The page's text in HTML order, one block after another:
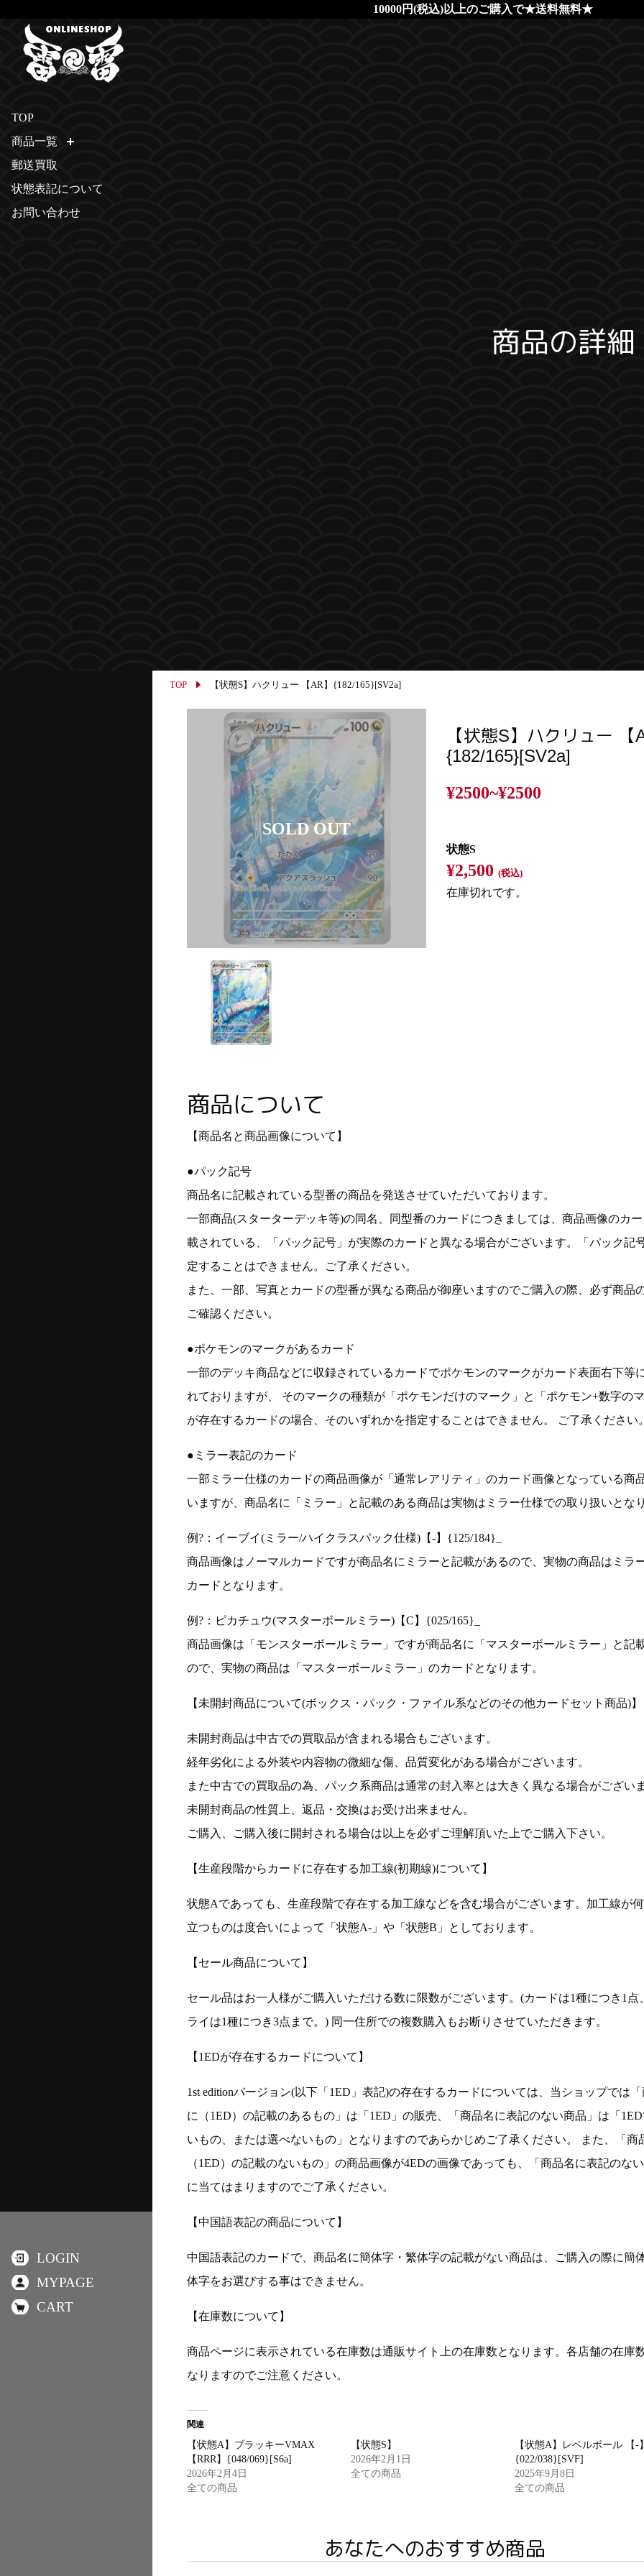
10000円(税込)以上のご購入で★送料無料★
商品の詳細
TOP 【状態S】ハクリュー 【AR】{182/165}[SV2a]
【状態S】ハクリュー 【
{182/165}[SV2a]
¥2500~¥2500
状態S
¥2,500(税込)
在庫切れです。
商品について
【商品名と商品画像について】
●パック記号
商品名に記載されている型番の商品を発送させていただいております。
一部商品(スターターデッキ等)の同名、同型番のカードにつきましては、商品画像のカ
載されている、「パック記号」が実際のカードと異なる場合がございます。「パック記
定することはできません。ご了承ください。
また、一部、写真とカードの型番が異なる商品が御座いますのでご購入の際、必ず商品
ご確認ください。
●ポケモンのマークがあるカード
一部のデッキ商品などに収録されているカードでポケモンのマークがカード表面右下等
れておりますが、 そのマークの種類が「ポケモンだけのマーク」と「ポケモン+数字のマ
が存在するカードの場合、そのいずれかを指定することはできません。 ご了承ください
●ミラー表記のカード
一部ミラー仕様のカードの商品画像が「通常レアリティ」のカード画像となっている商
いますが、商品名に「ミラー」と記載のある商品は実物はミラー仕様での取り扱いとなり
例?：イーブイ(ミラー/ハイクラスパック仕様)【-】{125/184}_
商品画像はノーマルカードですが商品名にミラーと記載があるので、実物の商品はミラ
カードとなります。
例?：ピカチュウ(マスターボールミラー)【C】{025/165}_
商品画像は「モンスターボールミラー」ですが商品名に「マスターボールミラー」と記
ので、実物の商品は「マスターボールミラー」のカードとなります。
【未開封商品について(ボックス・パック・ファイル系などのその他カードセット商品)】
未開封商品は中古での買取品が含まれる場合もございます。
経年劣化による外装や内容物の微細な傷、品質変化がある場合がございます。
また中古での買取品の為、パック系商品は通常の封入率とは大きく異なる場合がございま
未開封商品の性質上、返品・交換はお受け出来ません。
ご購入、ご購入後に開封される場合は以上を必ずご理解頂いた上でご購入下さい。
【生産段階からカードに存在する加工線(初期線)について】
状態Aであっても、生産段階で存在する加工線などを含む場合がございます。加工線が何
立つものは度合いによって「状態A-」や「状態B」としております。
【セール商品について】
セール品はお一人様がご購入いただける数に限数がございます。(カードは1種につき1点
ライは1種につき3点まで。) 同一住所での複数購入もお断りさせていただきます。
【1EDが存在するカードについて】
1st editionバージョン(以下「1ED」表記)の存在するカードについては、当ショップでは「
に（1ED）の記載のあるもの」は「1ED」の販売、「商品名に表記のない商品」は「
いもの、または選べないもの」となりますのであらかじめご了承ください。 また、「商
（1ED）の記載のないもの」の商品画像が4EDの画像であっても、「商品名に表記のない
に当てはまりますのでご了承ください。
【中国語表記の商品について】
中国語表記のカードで、商品名に簡体字・繁体字の記載がない商品は、ご購入の際に簡
体字をお選びする事はできません。
【在庫数について】
商品ページに表示されている在庫数は通販サイト上の在庫数となります。各店舗の在庫
なりますのでご注意ください。
関連
【状態A】ブラッキーVMAX
【RRR】{048/069}[S6a]
2026年2月4日
全ての商品
【状態S】
2026年2月1日
全ての商品
【状態A】レベルボール 【-】
{022/038}[SVF]
2025年9月8日
全ての商品
あなたへのおすすめ商品
TOP
商品一覧
郵送買取
状態表記について
お問い合わせ
LOGIN
MYPAGE
CART